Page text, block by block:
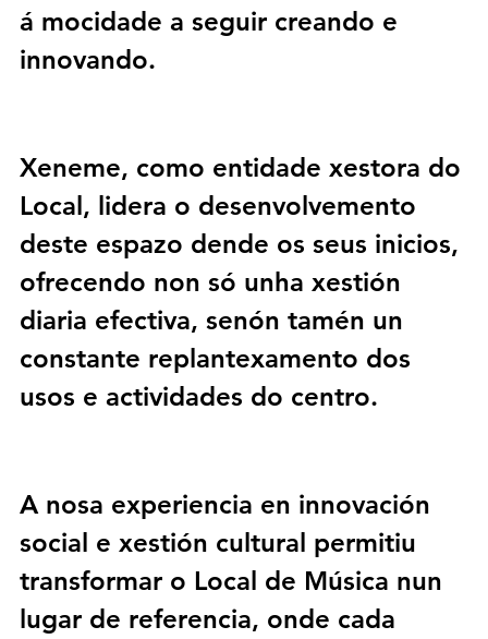
á mocidade a seguir creando e
innovando.
Xeneme, como entidade xestora do
Local, lidera o desenvolvemento
deste espazo dende os seus inicios,
ofrecendo non só unha xestión
diaria efectiva, senón tamén un
constante replantexamento dos
usos e actividades do centro.
A nosa experiencia en innovación
social e xestión cultural permitiu
transformar o Local de Música nun
lugar de referencia, onde cada